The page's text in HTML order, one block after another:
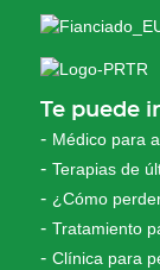
Te puede
Médico para
Terapias de
¿Cómo
Tratamiento
Clínica para